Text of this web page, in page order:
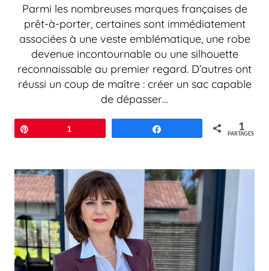
Parmi les nombreuses marques françaises de
prêt-à-porter, certaines sont immédiatement
associées à une veste emblématique, une robe
devenue incontournable ou une silhouette
reconnaissable au premier regard. D’autres ont
réussi un coup de maître : créer un sac capable
de dépasser…
1 1
PARTAGES